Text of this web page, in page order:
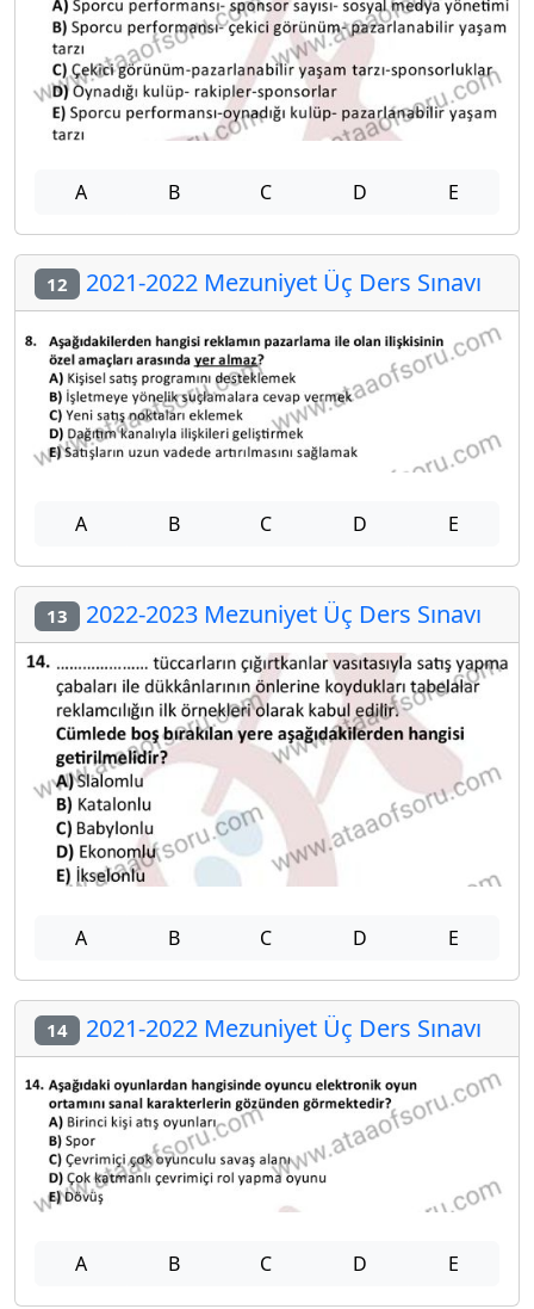
A B C D E
12 2021-2022 Mezuniyet Üç Ders Sınavı
A B C D E
13 2022-2023 Mezuniyet Üç Ders Sınavı
A B C D E
14 2021-2022 Mezuniyet Üç Ders Sınavı
A B C D E